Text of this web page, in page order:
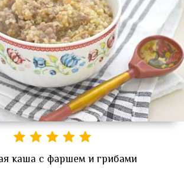
каша с фаршем и грибами